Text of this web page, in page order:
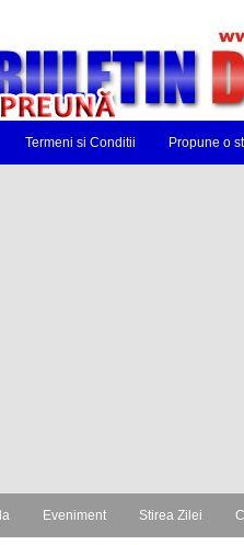
Termeni si Conditii Propune o
Eveniment Stirea Zilei